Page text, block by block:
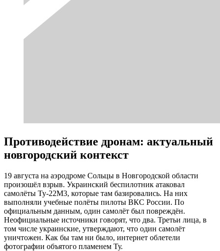
Противодействие дронам: актуальный
новгородский контекст
19 августа на аэродроме Сольцы в Новгородской области
произошёл взрыв. Украинский беспилотник атаковал
самолёты Ту-22М3, которые там базировались. На них
выполняли учебные полёты пилоты ВКС России. По
официальным данным, один самолёт был повреждён.
Неофициальные источники говорят, что два. Третьи лица, в
том числе украинские, утверждают, что один самолёт
уничтожен. Как бы там ни было, интернет облетели
фотографии объятого пламенем Ту.